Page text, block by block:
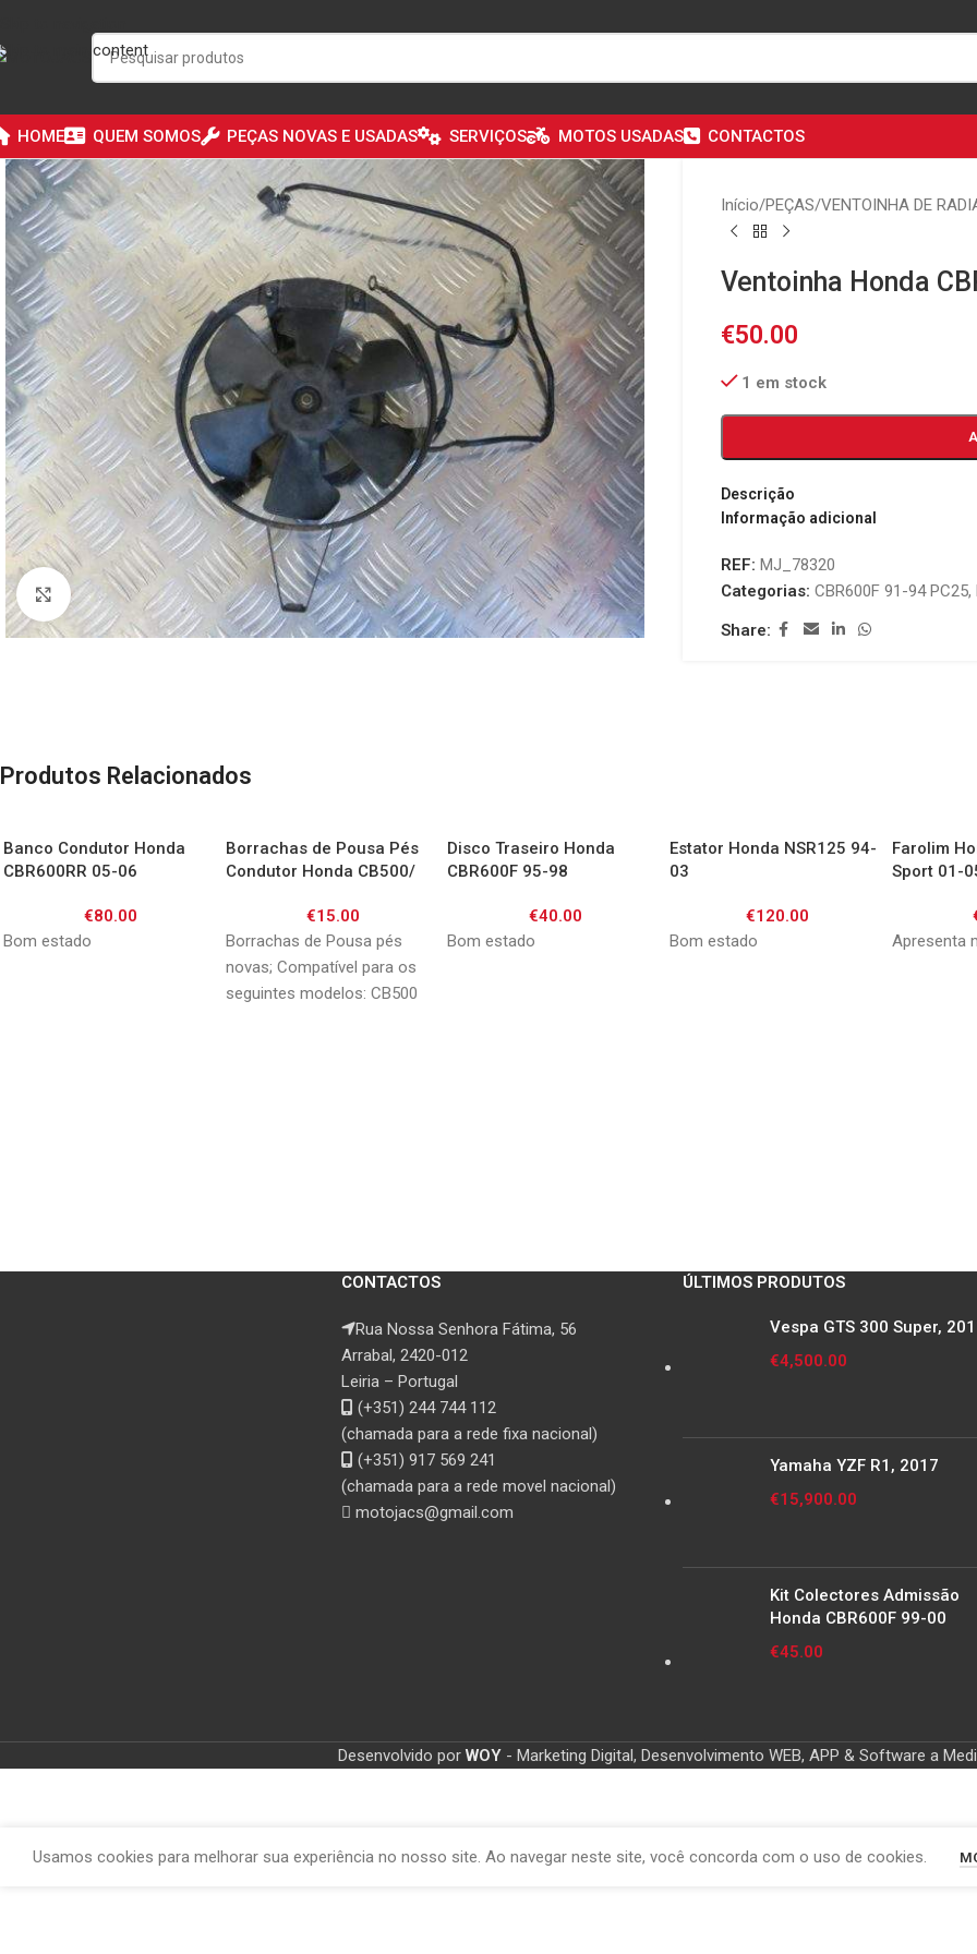
Skip to main content
HOME QUEM SOMOS PEÇAS NOVAS E USADAS SERVIÇOS MOTOS USADAS CONTACTOS
Click to enlarge
Início/PEÇAS/VENTOINHA DE
Ventoinha Honda
€50.00
1 em stock
Descrição
Informação adicional
REF: MJ_78320
Categorias: CBR600F 91-94 PC25,
Share:
Produtos Relacionados
Banco Condutor Honda
CBR600RR 05-06
€80.00
Bom estado
Borrachas de Pousa Pés
Condutor Honda CB500/
VFR800/ VTR1000/
XL1000V / CBR1100XX
€15.00
Borrachas de Pousa pés
novas; Compatível para os
seguintes modelos: CB500
Disco Traseiro Honda
CBR600F 95-98
€40.00
Bom estado
Estator Honda NSR125 94-
03
€120.00
Bom estado
Farolim
Sport 01-
Apresenta
CONTACTOS
Rua Nossa Senhora Fátima, 56
Arrabal, 2420-012
Leiria – Portugal
(+351) 244 744 112
(chamada para a rede fixa nacional)
(+351) 917 569 241
(chamada para a rede movel nacional)
motojacs@gmail.com
ÚLTIMOS PRODUTOS
Vespa GTS 300 Super,
€4,500.00
Yamaha YZF R1, 2017
€15,900.00
Kit Colectores Admissão
Honda CBR600F 99-00
€45.00
Desenvolvido por WOY - Marketing Digital, Desenvolvimento WEB, APP & Software a
Usamos cookies para melhorar sua experiência no nosso site. Ao navegar neste site, você concorda com o uso de cookies.